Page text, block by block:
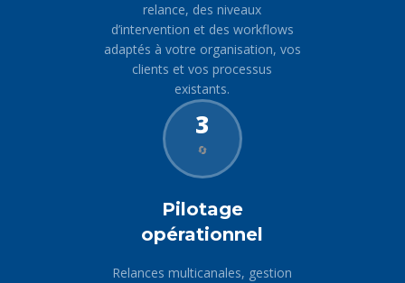
relance, des niveaux
d’intervention et des workflows
adaptés à votre organisation, vos
clients et vos processus
existants.
3
🔄
Pilotage
opérationnel
Relances multicanales, gestion